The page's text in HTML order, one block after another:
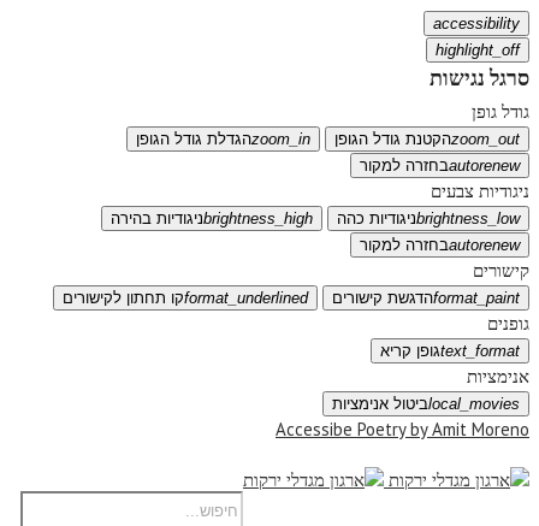
accessibility
highlight_off
סרגל נגישות
גודל גופן
zoom_outהקטנת גודל הגופן zoom_inהגדלת גודל הגופן
autorenewבחזרה למקור
ניגודיות צבעים
brightness_lowניגודיות כהה brightness_highניגודיות בהירה
autorenewבחזרה למקור
קישורים
format_paintהדגשת קישורים format_underlinedקו תחתון לקישורים
גופנים
text_formatגופן קריא
אנימציות
local_moviesביטול אנימציות
Accessibe Poetry by Amit Moreno